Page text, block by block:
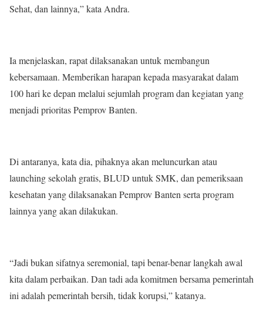
Sehat, dan lainnya,” kata Andra.
Ia menjelaskan, rapat dilaksanakan untuk membangun
kebersamaan. Memberikan harapan kepada masyarakat dalam
100 hari ke depan melalui sejumlah program dan kegiatan yang
menjadi prioritas Pemprov Banten.
Di antaranya, kata dia, pihaknya akan meluncurkan atau
launching sekolah gratis, BLUD untuk SMK, dan pemeriksaan
kesehatan yang dilaksanakan Pemprov Banten serta program
lainnya yang akan dilakukan.
“Jadi bukan sifatnya seremonial, tapi benar-benar langkah awal
kita dalam perbaikan. Dan tadi ada komitmen bersama pemerintah
ini adalah pemerintah bersih, tidak korupsi,” katanya.